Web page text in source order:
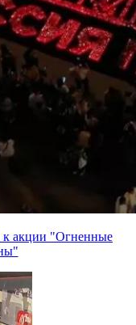
к акции "Огненные